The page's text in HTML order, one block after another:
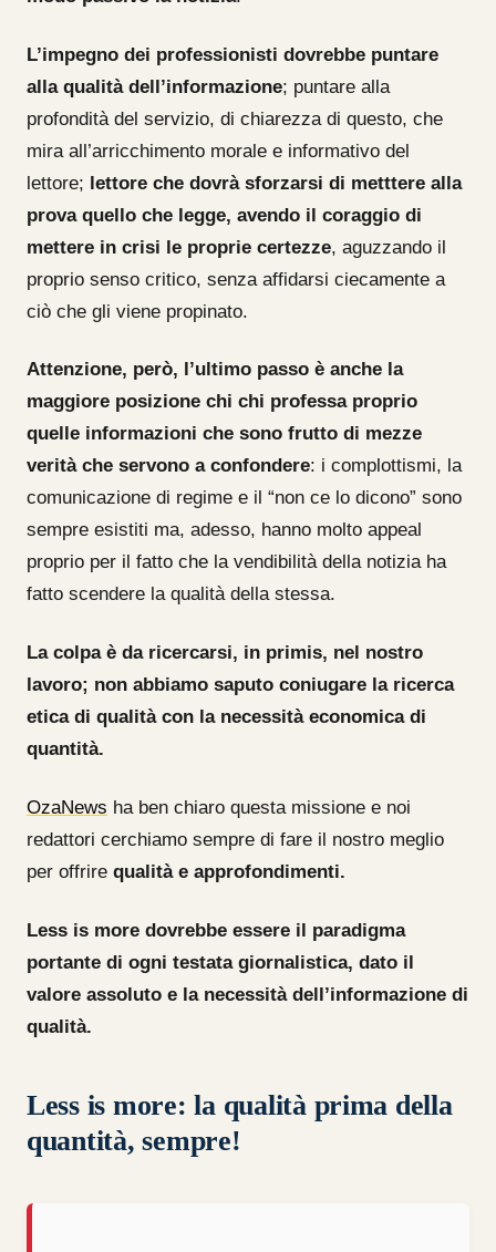
L’impegno dei professionisti dovrebbe puntare
alla qualità dell’informazione; puntare alla
profondità del servizio, di chiarezza di questo, che
mira all’arricchimento morale e informativo del
lettore; lettore che dovrà sforzarsi di metttere alla
prova quello che legge, avendo il coraggio di
mettere in crisi le proprie certezze, aguzzando il
proprio senso critico, senza affidarsi ciecamente a
ciò che gli viene propinato.
Attenzione, però, l’ultimo passo è anche la
maggiore posizione chi chi professa proprio
quelle informazioni che sono frutto di mezze
verità che servono a confondere: i complottismi, la
comunicazione di regime e il “non ce lo dicono” sono
sempre esistiti ma, adesso, hanno molto appeal
proprio per il fatto che la vendibilità della notizia ha
fatto scendere la qualità della stessa.
La colpa è da ricercarsi, in primis, nel nostro
lavoro; non abbiamo saputo coniugare la ricerca
etica di qualità con la necessità economica di
quantità.
OzaNews ha ben chiaro questa missione e noi
redattori cerchiamo sempre di fare il nostro meglio
per offrire qualità e approfondimenti.
Less is more dovrebbe essere il paradigma
portante di ogni testata giornalistica, dato il
valore assoluto e la necessità dell’informazione di
qualità.
Less is more: la qualità prima della
quantità, sempre!